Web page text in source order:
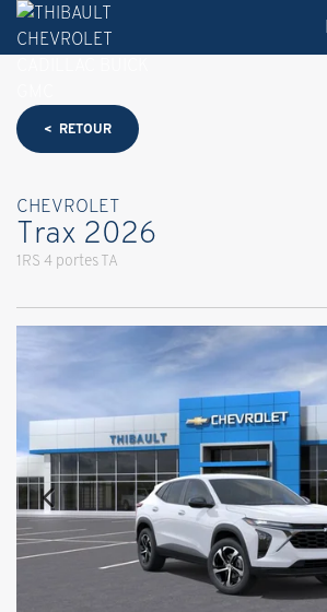
< RETOUR
CHEVROLET
Trax 2026
1RS 4 portes TA